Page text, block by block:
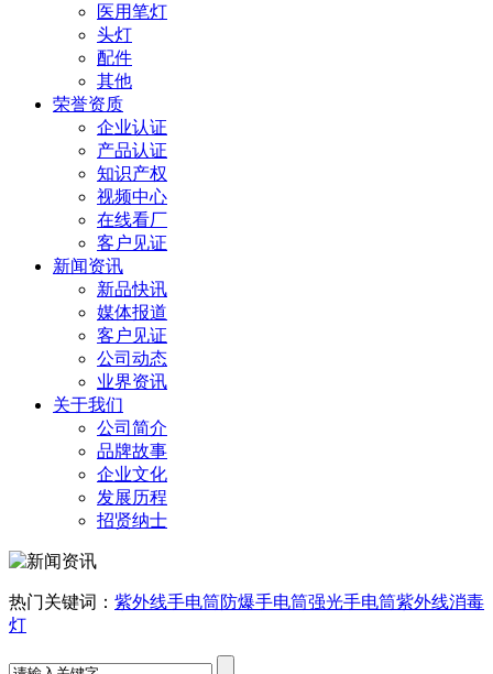
医用笔灯
头灯
配件
其他
荣誉资质
企业认证
产品认证
知识产权
视频中心
在线看厂
客户见证
新闻资讯
新品快讯
媒体报道
客户见证
公司动态
业界资讯
关于我们
公司简介
品牌故事
企业文化
发展历程
招贤纳士
热门关键词： 紫外线手电筒防爆手电筒强光手电筒紫外线消毒
灯